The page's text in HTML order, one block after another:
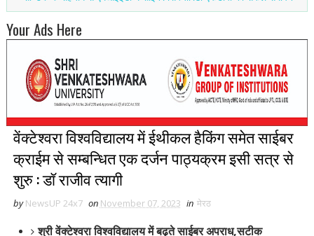
Your Ads Here
वेंक्टेश्वरा विश्वविद्यालय में ईथीकल हैकिंग समेत साईबर
क्राईम से सम्बन्धित एक दर्जन पाठ्यक्रम इसी सत्र से
शुरु : डॉ राजीव त्यागी
by NewsUP 24x7 on November 07, 2023 in मेरठ
श्री वेंक्टेश्वरा विश्वविद्यालय में बढ़ते साईबर अपराध,सटीक